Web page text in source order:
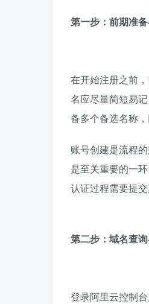
第一步：前期准
在开始注册之前
名应尽量简短易
备多个备选名称，
账号创建是流程
是至关重要的一
认证过程需要提
第二步：域名查
登录阿里云控制